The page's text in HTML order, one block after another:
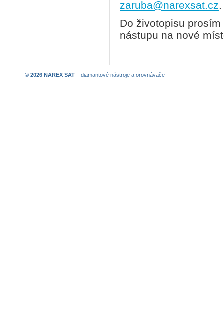
zaruba@narexsat.cz.
Do životopisu
nástupu na nové
© 2026 NAREX SAT – diamantové nástroje a orovnávače